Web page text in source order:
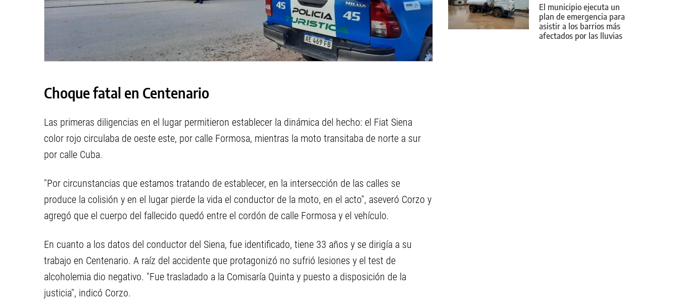
Choque fatal en Centenario
Las primeras diligencias en el lugar permitieron establecer la dinámica del hecho: el Fiat Siena
color rojo circulaba de oeste este, por calle Formosa, mientras la moto transitaba de norte a sur
por calle Cuba.
"Por circunstancias que estamos tratando de establecer, en la intersección de las calles se
produce la colisión y en el lugar pierde la vida el conductor de la moto, en el acto", aseveró Corzo y
agregó que el cuerpo del fallecido quedó entre el cordón de calle Formosa y el vehículo.
En cuanto a los datos del conductor del Siena, fue identificado, tiene 33 años y se dirigía a su
trabajo en Centenario. A raíz del accidente que protagonizó no sufrió lesiones y el test de
alcoholemia dio negativo. "Fue trasladado a la Comisaría Quinta y puesto a disposición de la
justicia", indicó Corzo.
El municipio ejecuta un
plan de emergencia para
asistir a los barrios más
afectados por las lluvias